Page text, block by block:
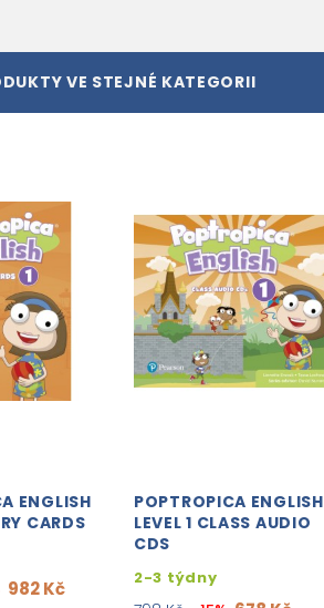
VE STEJNÉ KATEGORII
ENGLISH
CARDS
982 Kč
POPTROPICA ENGLISH
LEVEL 1 CLASS AUDIO
CDS
2-3 týdny